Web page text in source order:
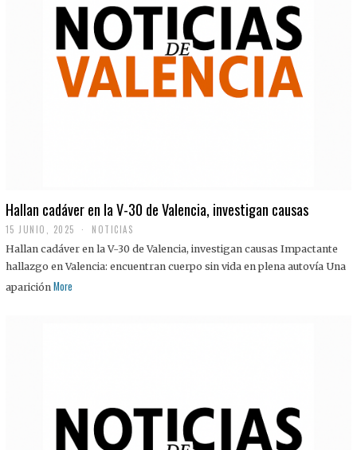
Hallan cadáver en la V-30 de Valencia, investigan causas
15 JUNIO, 2025 NOTICIAS
Hallan cadáver en la V-30 de Valencia, investigan causas Impactante
hallazgo en Valencia: encuentran cuerpo sin vida en plena autovía Una
aparición More